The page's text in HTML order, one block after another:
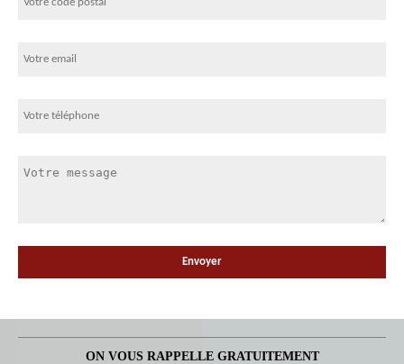
ON VOUS RAPPELLE GRATUITEMENT